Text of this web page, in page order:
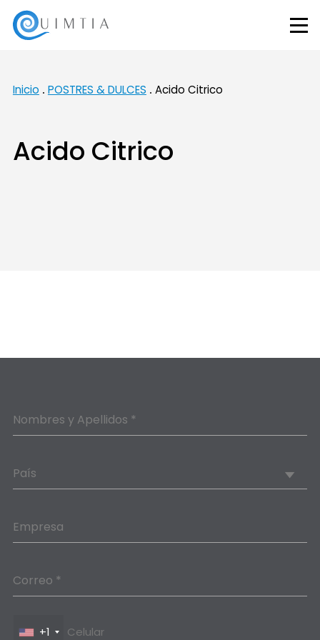
Inicio POSTRES & DULCES Acido Citrico
Acido Citrico
Nombres y Apellidos *
País
Empresa
Correo *
+1